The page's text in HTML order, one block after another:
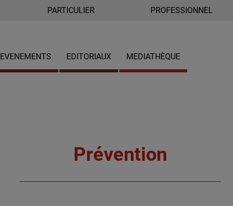
PARTICULIER PROFESSIONNEL
EVENEMENTS EDITORIAUX MEDIATHÈQUE
Prévention